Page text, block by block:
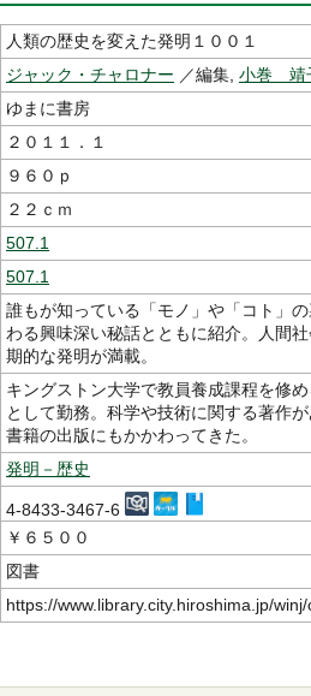
人類の歴史を変えた発明１００１
ジャック・チャロナー ／編集, 小巻 靖
ゆまに書房
２０１１．１
９６０ｐ
２２ｃｍ
507.1
507.1
誰もが知っている「モノ」や「コト」
わる興味深い秘話とともに紹介。人間
期的な発明が満載。
キングストン大学で教員養成課程を修
として勤務。科学や技術に関する著作
書籍の出版にもかかわってきた。
発明－歴史
4-8433-3467-6
￥６５００
図書
https://www.library.city.hiroshima.jp/